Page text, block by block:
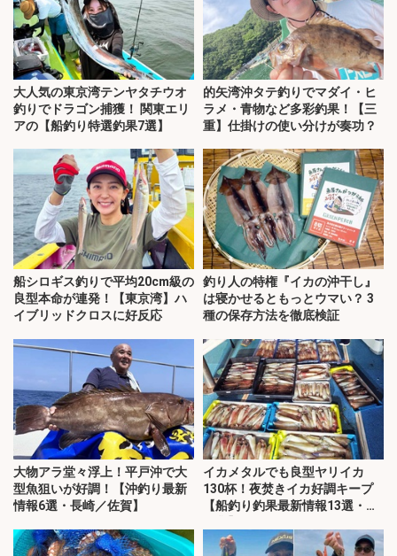
大人気の東京湾テンヤタチウオ
釣りでドラゴン捕獲！ 関東エリ
アの【船釣り特選釣果7選】
的矢湾沖タテ釣りでマダイ・ヒ
ラメ・青物など多彩釣果！【三
重】仕掛けの使い分けが奏功？
船シロギス釣りで平均20cm級の
良型本命が連発！【東京湾】ハ
イブリッドクロスに好反応
釣り人の特権『イカの沖干し』
は寝かせるともっとウマい？ 3
種の保存方法を徹底検証
大物アラ堂々浮上！平戸沖で大
型魚狙いが好調！【沖釣り最新
情報6選・長崎／佐賀】
イカメタルでも良型ヤリイカ
130杯！夜焚きイカ好調キープ
【船釣り釣果最新情報13選・玄